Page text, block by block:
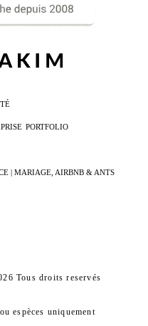
PORTFOLIO
| MARIAGE, AIRBNB & ANTS
Tous droits reservés
espèces uniquement